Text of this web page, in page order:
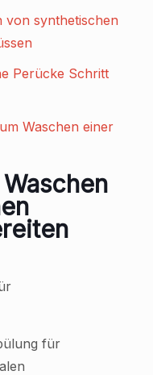
von synthetischen
Perücke Schritt
Waschen einer
für